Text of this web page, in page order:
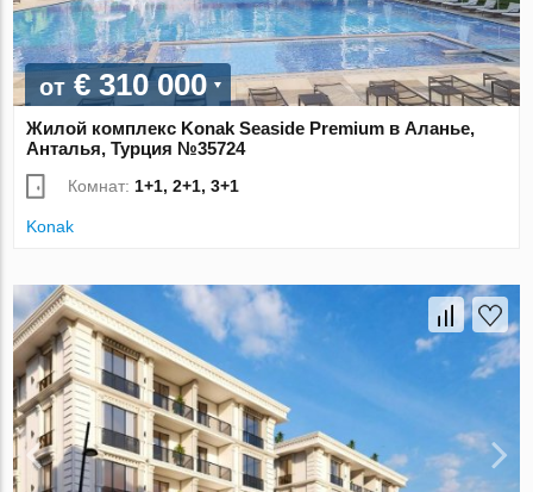
от € 310 000
Жилой комплекс Konak Seaside Premium в Аланье,
Анталья, Турция №35724
Комнат: 1+1, 2+1, 3+1
Konak